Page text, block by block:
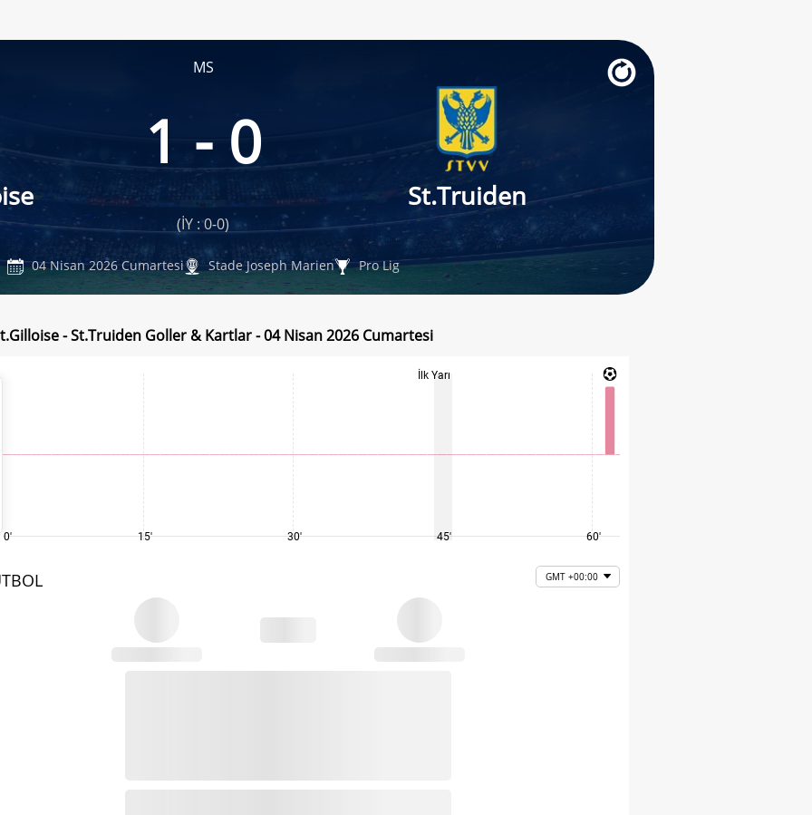
MS
1 - 0
St.Truiden
(İY : 0-0)
04 Nisan 2026 Cumartesi Stade Joseph Marien Pro Lig
- St.Truiden Goller & Kartlar - 04 Nisan 2026 Cumartesi
0' 15' 30'
İlk Yarı
45' 60'
GMT +00:00